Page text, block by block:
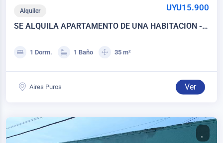
Alquiler UYU15.900
SE ALQUILA APARTAMENTO DE UNA HABITACION -
1 Dorm. 1 Baño 35 m²
Aires Puros Ver